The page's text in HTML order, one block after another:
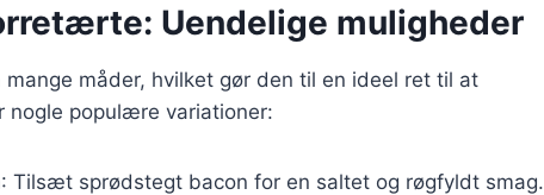
Uendelige muligheder
måder, hvilket gør den til en ideel ret til at
nogle populære variationer:
: Tilsæt sprødstegt bacon for en saltet og røgfyldt smag.